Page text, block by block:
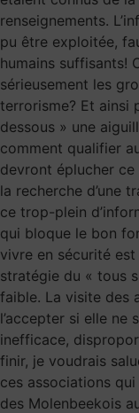
renseignements.
pu être exploitée,
humains suffisants!
sérieusement les
terrorisme? Et ainsi
dessous » une
comment qualifier
devront éplucher
la recherche d’une
ce trop-plein
qui bloque le bon
vivre en sécurité
stratégie du « tous
faible. La visite des
l’accepter si elle ne
inefficace,
finir, je voudrais
ces associations
des Molenbeekois